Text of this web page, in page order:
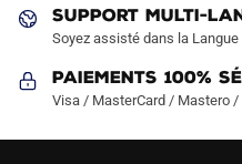
produit
SUPPORT MULTI-
Soyez assisté dans la
Paiements 100%
Visa / MasterCard / Mastero /